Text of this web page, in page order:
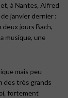
à Nantes, Alfred
janvier dernier :
jours Bach,
musique, une
mais peu
des très grands
fortement